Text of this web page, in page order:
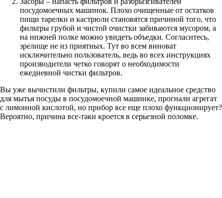
посудомоечных машинок. Плохо очищенные от остатков
пищи тарелки и кастрюли становятся причиной того, что
фильтры грубой и чистой очистки забиваются мусором, а
на нижней полке можно увидеть объедки. Согласитесь,
зрелище не из приятных. Тут во всем виноват
исключительно пользователь, ведь во всех инструкциях
производители четко говорят о необходимости
ежедневной чистки фильтров.
Вы уже вычистили фильтры, купили самое идеальное средство
для мытья посуды в посудомоечной машинке, прогнали агрегат
с лимонной кислотой, но прибор все еще плохо функционирует?
Вероятно, причина все-таки кроется в серьезной поломке.